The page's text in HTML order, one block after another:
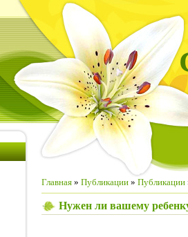
Главная » Публикации » Публикации
Нужен ли вашему